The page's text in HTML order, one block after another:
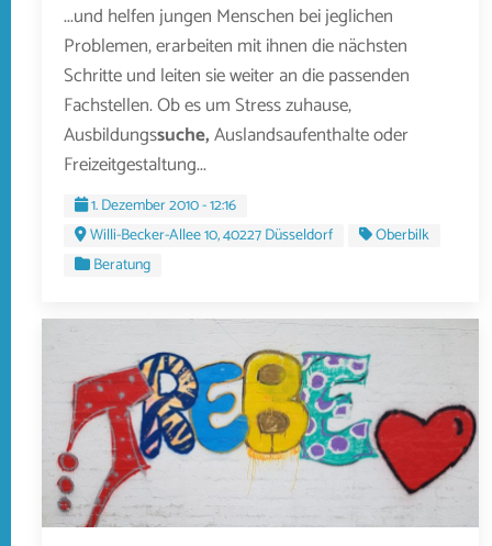
...und helfen jungen Menschen bei jeglichen
Problemen, erarbeiten mit ihnen die nächsten
Schritte und leiten sie weiter an die passenden
Fachstellen. Ob es um Stress zuhause,
Ausbildungssuche,Auslandsaufenthalte oder
Freizeitgestaltung...
1. Dezember 2010 - 12:16
Willi-Becker-Allee 10, 40227 Düsseldorf
Oberbilk
Beratung